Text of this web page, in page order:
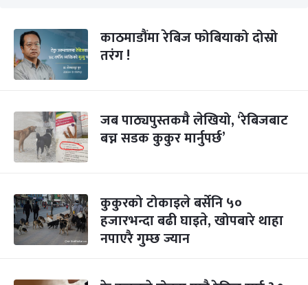
काठमाडौंमा रेबिज फोबियाको दोस्रो
तरंग !
जब पाठ्यपुस्तकमै लेखियो, ‘रेबिजबाट
बच्न सडक कुकुर मार्नुपर्छ’
कुकुरको टोकाइले बर्सेनि ५०
हजारभन्दा बढी घाइते, खोपबारे थाहा
नपाएरै गुम्छ ज्यान